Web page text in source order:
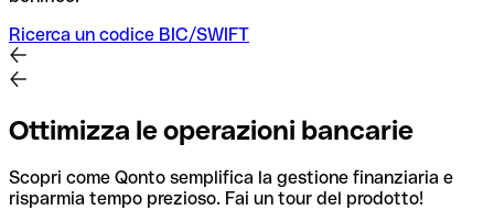
Ricerca un codice BIC/SWIFT
Ottimizza le operazioni bancarie
Scopri come Qonto semplifica la gestione finanziaria e
risparmia tempo prezioso. Fai un tour del prodotto!